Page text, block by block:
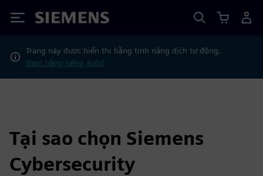
Siemens
Trang này được hiển thị bằng tính năng dịch tự động.
Xem bằng tiếng Anh?
Tại sao chọn Siemens
Cybersecurity